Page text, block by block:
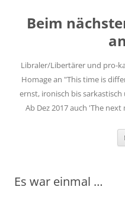
springen
Beim
Libraler/Libertärer und pro-
Homage an "This time is
ernst, ironisch bis
Ab Dez 2017 auch 'The
Es war einmal …